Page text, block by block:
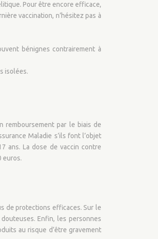
Pour être encore efficace,
vaccination, n’hésitez pas à
bénignes contrairement à
isolées.
remboursement par le biais de
Maladie s’ils font l’objet
ans. La dose de vaccin contre
euros.
de protections efficaces. Sur le
Enfin, les personnes
au risque d’être gravement